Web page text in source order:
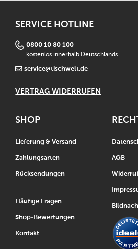
SERVICE HOTLINE
0800 10 80 100
kostenlos innerhalb Deutschlands
service@tischwelt.de
VERTRAG WIDERRUFEN
SHOP
Lieferung & Versand
Zahlungsarten
Rücksendungen
Häufige Fragen
Shop-Bewertungen
Kontakt
AGB